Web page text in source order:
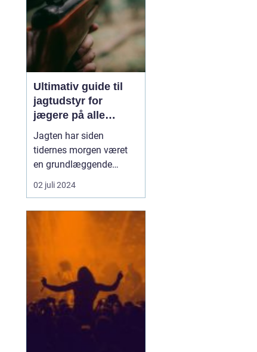
Ultimativ guide til
jagtudstyr for
jægere på alle
niveauer
Jagten har siden
tidernes morgen været
en grundlæggende
menneskelig aktivitet, en
kunst der kræver snilde,
naturligvis det rette
mange, som søger
spænding og
naturforbundethed. Me...
02 juli 2024